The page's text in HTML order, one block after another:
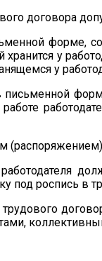
договора
форме,
хранится у
у
под роспись в